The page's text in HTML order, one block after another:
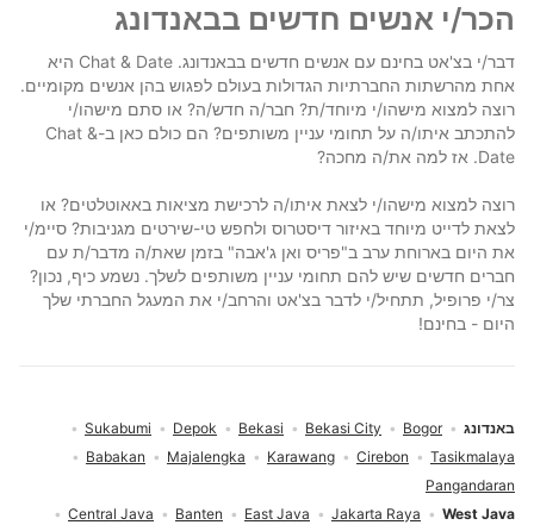
הכר/י אנשים חדשים בבאנדונג
דבר/י בצ'אט בחינם עם אנשים חדשים בבאנדונג. Chat & Date היא
אחת מהרשתות החברתיות הגדולות בעולם לפגוש בהן אנשים מקומיים.
רוצה למצוא מישהו/י מיוחד/ת? חבר/ה חדש/ה? או סתם מישהו/י
להתכתב איתו/ה על תחומי עניין משותפים? הם כולם כאן ב-Chat &
Date. אז למה את/ה מחכה?
רוצה למצוא מישהו/י לצאת איתו/ה לרכישת מציאות באאוטלטים? או
לצאת לדייט מיוחד באיזור דיסטרוס ולחפש טי-שירטים מגניבות? סיימ/י
את היום בארוחת ערב ב"פריס ואן ג'אבה" בזמן שאת/ה מדבר/ת עם
חברים חדשים שיש להם תחומי עניין משותפים לשלך. נשמע כיף, נכון?
צר/י פרופיל, תתחיל/י לדבר בצ'אט והרחב/י את המעגל החברתי שלך
היום - בחינם!
West Java
Jakarta Raya
East Java
Banten
Central Java
באנדונג Bogor
Bekasi City
Bekasi
Depok
Sukabumi
Tasikmalaya
Cirebon
Karawang
Majalengka
Babakan
Pangandaran